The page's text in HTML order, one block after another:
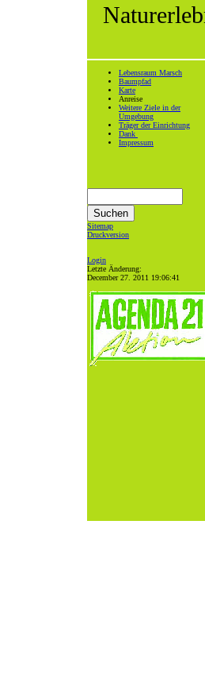
Lebensraum Marsch
Baumpfad
Karte
Anreise
Weitere Ziele in der
Umgebung
Träger der Einrichtung
Dank
Impressum
Sitemap
Druckversion
Login
Letzte Änderung:
December 27. 2011 19:06:41